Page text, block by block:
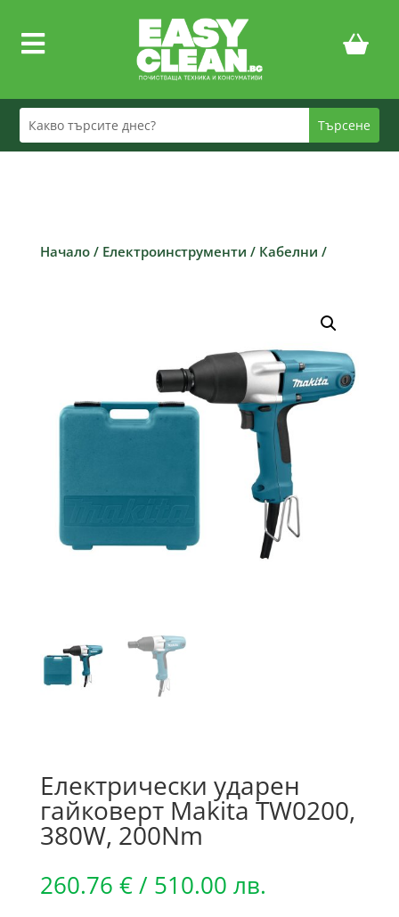

Начало/ Електроинструменти / Кабелни /
Електрически ударен
гайковерт Makita TW0200,
380W, 200Nm
260.76 €/ 510.00 лв.